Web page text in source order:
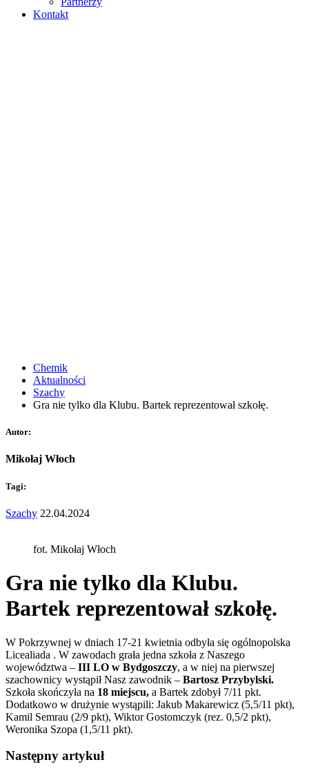
Kontakt
Chemik
Aktualności
Szachy
Gra nie tylko dla Klubu. Bartek reprezentował szkołę.
Autor:
Mikołaj Włoch
Tagi:
Szachy 22.04.2024
fot. Mikołaj Włoch
Gra nie tylko dla Klubu.
Bartek reprezentował szkołę.
W Pokrzywnej w dniach 17-21 kwietnia odbyła się ogólnopolska
Licealiada . W zawodach grała jedna szkoła z Naszego
województwa – III LO w Bydgoszczy, a w niej na pierwszej
szachownicy wystąpił Nasz zawodnik – Bartosz Przybylski.
Szkoła skończyła na 18 miejscu, a Bartek zdobył 7/11 pkt.
Dodatkowo w drużynie wystąpili: Jakub Makarewicz (5,5/11 pkt),
Kamil Semrau (2/9 pkt), Wiktor Gostomczyk (rez. 0,5/2 pkt),
Weronika Szopa (1,5/11 pkt).
Następny artykuł